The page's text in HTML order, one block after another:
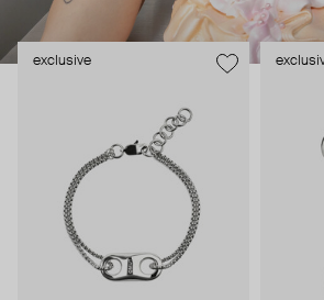
exclusive